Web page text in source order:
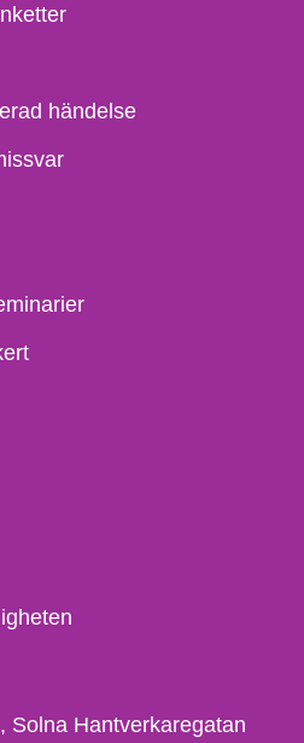
händelse
Solna Hantverkaregatan